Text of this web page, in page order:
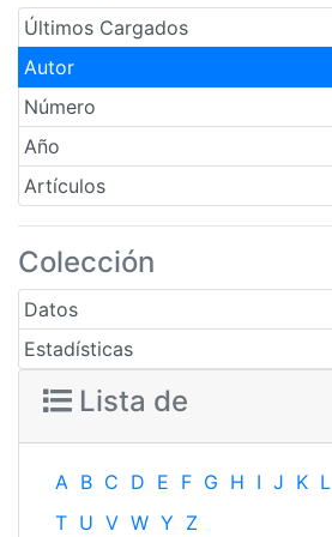
Últimos Cargados
Autor
Número
Año
Artículos
Colección
Datos
Estadísticas
Lista de
A B C D E F G H I J K L
T U V W Y Z